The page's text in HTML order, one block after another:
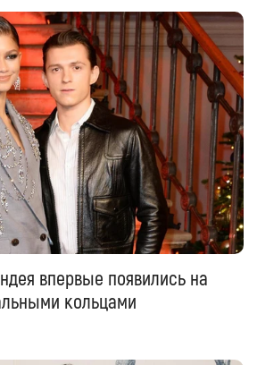
впервые появились на
кольцами